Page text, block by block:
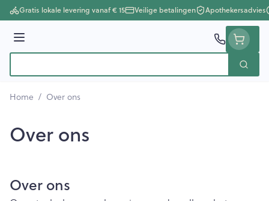
Ga naar de inhoud
Gratis lokale levering vanaf € 15 Veilige betalingen Apothekersadvies
Menu
Zoek
Home / Over ons
Over ons
Over ons